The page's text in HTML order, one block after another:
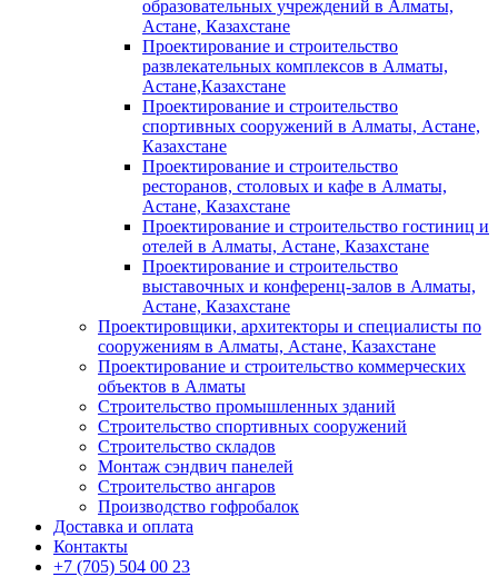
образовательных учреждений в Алматы,
Астане, Казахстане
Проектирование и строительство
развлекательных комплексов в Алматы,
Астане,Казахстане
Проектирование и строительство
спортивных сооружений в Алматы, Астане,
Казахстане
Проектирование и строительство
ресторанов, столовых и кафе в Алматы,
Астане, Казахстане
Проектирование и строительство гостиниц и
отелей в Алматы, Астане, Казахстане
Проектирование и строительство
выставочных и конференц-залов в Алматы,
Астане, Казахстане
Проектировщики, архитекторы и специалисты по
сооружениям в Алматы, Астане, Казахстане
Проектирование и строительство коммерческих
объектов в Алматы
Строительство промышленных зданий
Строительство спортивных сооружений
Строительство складов
Монтаж сэндвич панелей
Строительство ангаров
Производство гофробалок
Доставка и оплата
Контакты
+7 (705) 504 00 23